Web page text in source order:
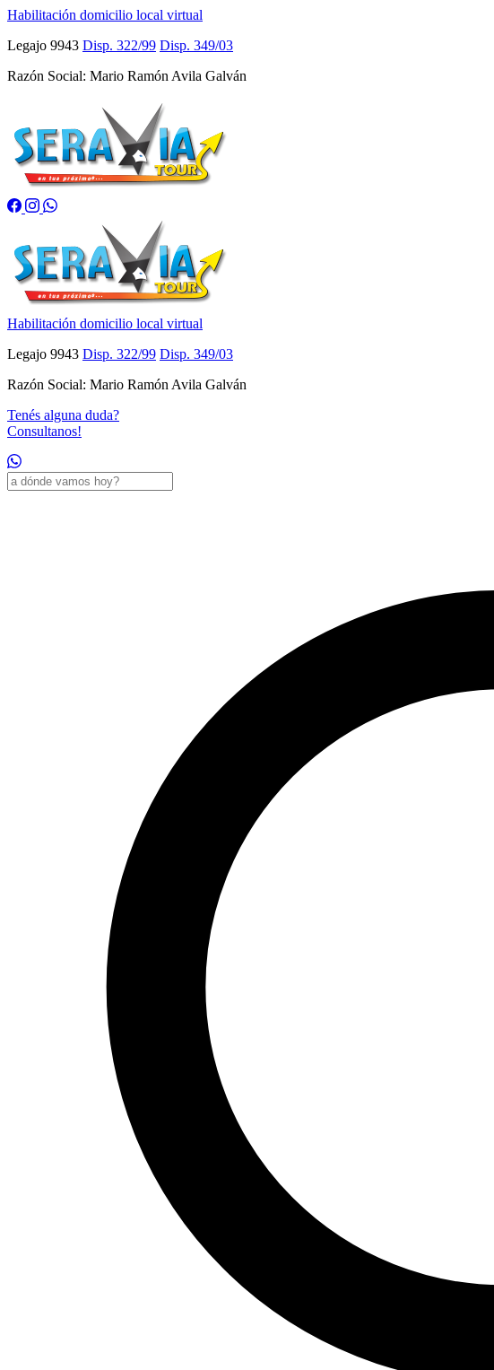
Habilitación domicilio local virtual
Legajo 9943 Disp. 322/99 Disp. 349/03
Razón Social: Mario Ramón Avila Galván
Habilitación domicilio local virtual
Legajo 9943 Disp. 322/99 Disp. 349/03
Razón Social: Mario Ramón Avila Galván
Tenés alguna duda?
Consultanos!